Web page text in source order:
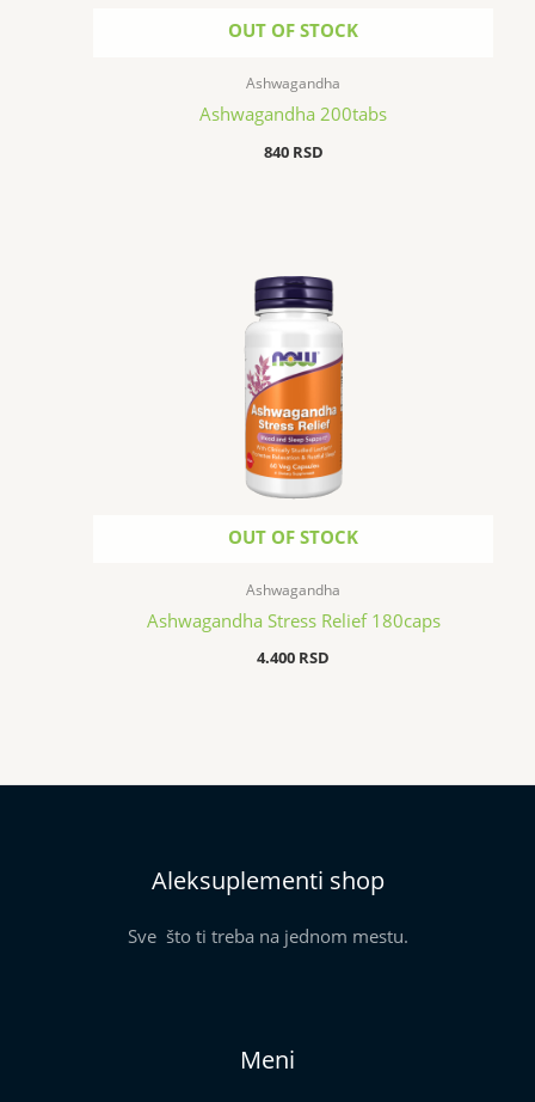
OUT OF STOCK
Ashwagandha
Ashwagandha 200tabs
840 RSD
OUT OF STOCK
Ashwagandha
Ashwagandha Stress Relief 180caps
4.400 RSD
Aleksuplementi shop
Sve što ti treba na jednom mestu.
Meni